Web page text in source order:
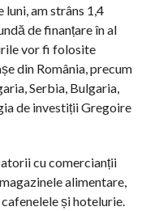
luni, am strâns 1,4
de finanțare în al
vor fi folosite
din România, precum
Serbia, Bulgaria,
de investiții Gregoire
cu comercianții
alimentare,
și hotelurie.